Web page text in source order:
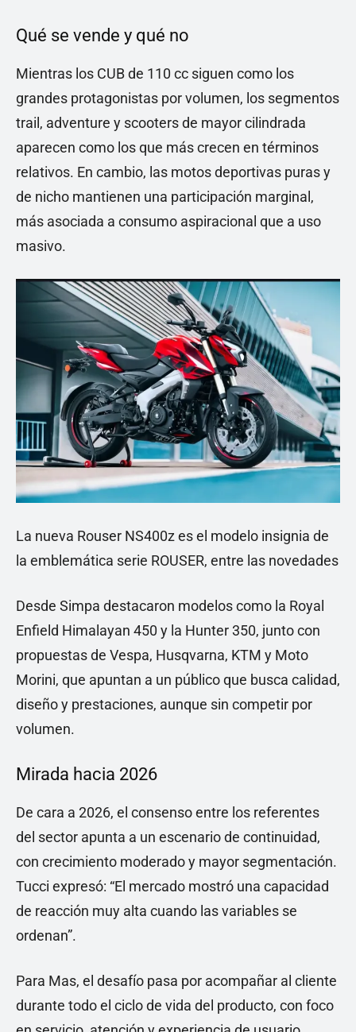
Qué se vende y qué no
Mientras los CUB de 110 cc siguen como los
grandes protagonistas por volumen, los segmentos
trail, adventure y scooters de mayor cilindrada
aparecen como los que más crecen en términos
relativos. En cambio, las motos deportivas puras y
de nicho mantienen una participación marginal,
más asociada a consumo aspiracional que a uso
masivo.
La nueva Rouser NS400z es el modelo insignia de
la emblemática serie ROUSER, entre las novedades
Desde Simpa destacaron modelos como la Royal
Enfield Himalayan 450 y la Hunter 350, junto con
propuestas de Vespa, Husqvarna, KTM y Moto
Morini, que apuntan a un público que busca calidad,
diseño y prestaciones, aunque sin competir por
volumen.
Mirada hacia 2026
De cara a 2026, el consenso entre los referentes
del sector apunta a un escenario de continuidad,
con crecimiento moderado y mayor segmentación.
Tucci expresó: “El mercado mostró una capacidad
de reacción muy alta cuando las variables se
ordenan”.
Para Mas, el desafío pasa por acompañar al cliente
durante todo el ciclo de vida del producto, con foco